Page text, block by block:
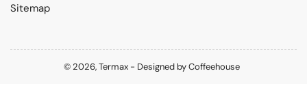
Sitemap
© 2026,Termax- Designed byCoffeehouse